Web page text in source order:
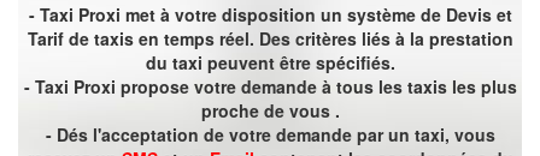
- Taxi Proxi met à votre disposition un système de Devis et
Tarif de taxis en temps réel. Des critères liés à la prestation
du taxi peuvent être spécifiés.
- Taxi Proxi propose votre demande à tous les taxis les plus
proche de vous .
- Dés l'acceptation de votre demande par un taxi, vous